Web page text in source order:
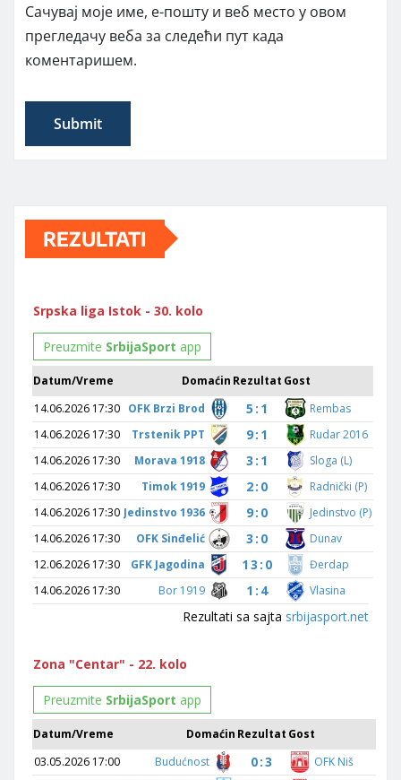
Сачувај моје име, е-пошту и веб место у овом
прегледачу веба за следећи пут када
коментаришем.
REZULTATI